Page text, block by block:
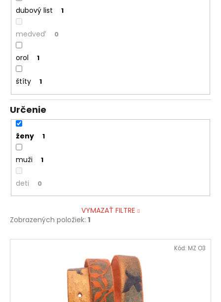
dubový list 1
medveď 0
orol 1
štíty 1
Určenie
ženy 1
muži 1
deti 0
VYMAZAŤ FILTRE
Zobrazených položiek: 1
V Kód: MZ O3